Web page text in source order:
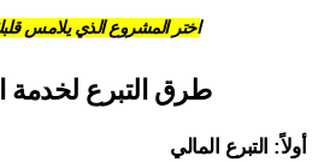
اختر المشروع الذي يلامس قلبك
طرق التبرع لخدمة
التبرع المالي